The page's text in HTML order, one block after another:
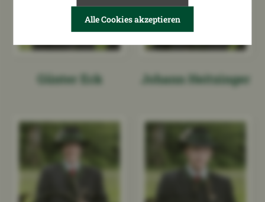
Günter Eck Johann Heitzinger
Alle Cookies akzeptieren